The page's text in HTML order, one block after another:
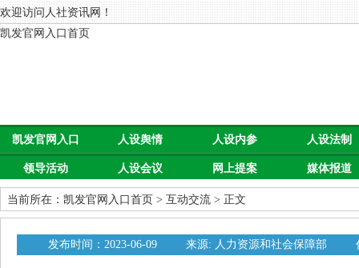
欢迎访问人社资讯网！
凯发官网入口首页
凯发官网入口
首页
人设舆情 人设内参 人设法制
领导活动 人设会议 网上提案 媒体报道
当前所在： 凯发官网入口首页 > 互动交流 > 正文
发布时间：2023-06-09 来源: 人力资源和社会保障部